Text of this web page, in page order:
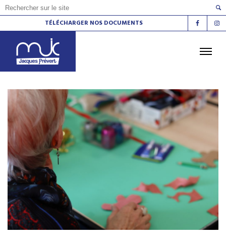
TÉLÉCHARGER NOS DOCUMENTS
ACCUEIL L'AGENDA LES ATELIERS
LES ESPACES DE VIE SOCIALE LE CINÉMA
LA RADIO LA MJC LES LIEUX